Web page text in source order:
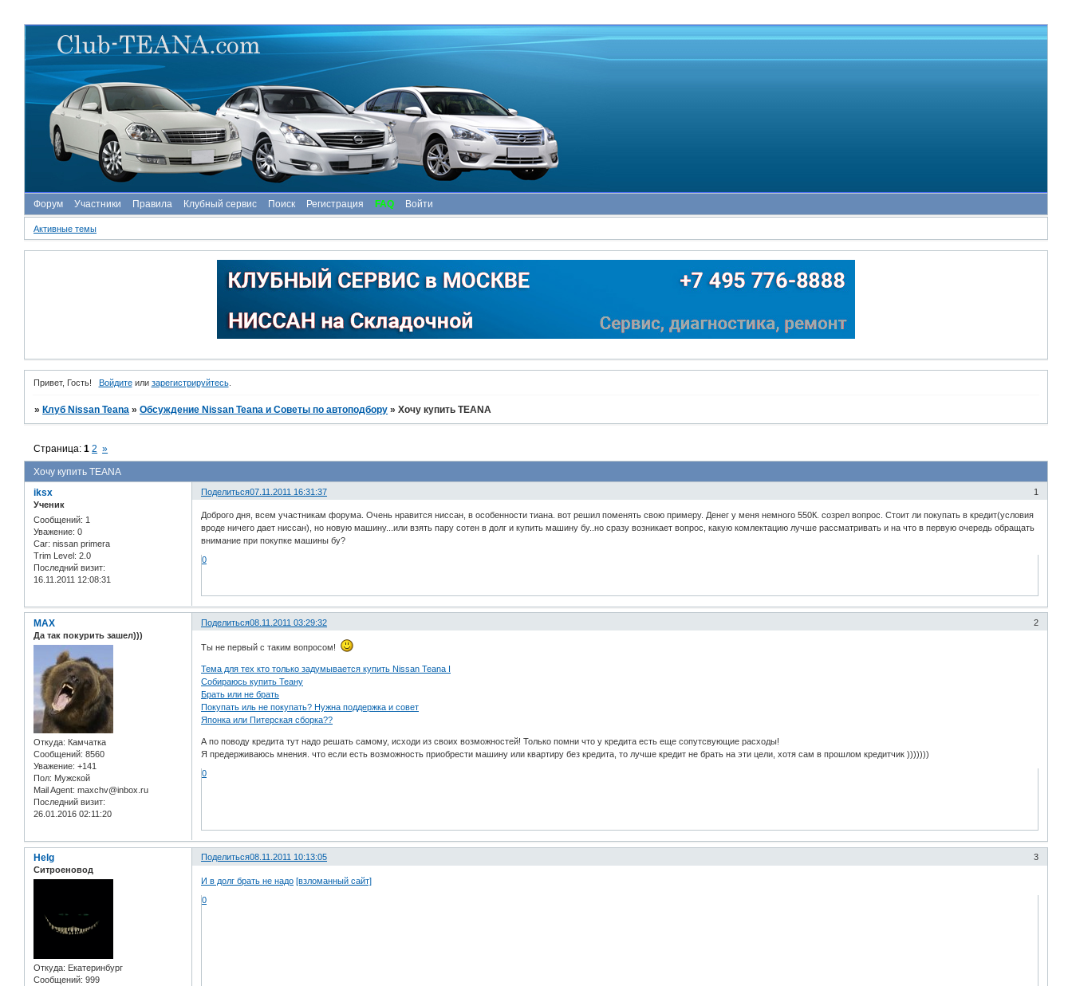
Форум Участники Правила Клубный сервис Поиск Регистрация FAQ Войти
Активные темы
Привет, Гость! Войдитеили зарегистрируйтесь.
» Клуб Nissan Teana »Обсуждение Nissan Teana и Советы по автоподбору »Хочу купить TEANA
Хочу купить TEANA
Страница:1 2 »
Поделиться 1
07.11.2011 16:31:37
iksx
Ученик
Сообщений: 1
Уважение: 0
Car: nissan primera
Trim Level: 2.0
Последний визит:
16.11.2011 12:08:31
Доброго дня, всем участникам форума. Очень нравится ниссан, в особенности тиана. вот решил поменять свою примеру. Денег у меня немного 550К. созрел вопрос. Стоит ли покупать в кредит(условия
вроде ничего дает ниссан), но новую машину...или взять пару сотен в долг и купить машину бу..но сразу возникает вопрос, какую комлектацию лучше рассматривать и на что в первую очередь обращать
внимание при покупке машины бу?
0
Поделиться 2
08.11.2011 03:29:32
MAX
Да так покурить зашел)))
Откуда: Камчатка
Сообщений: 8560
Уважение: +141
Пол: Мужской
Mail Agent: maxchv@inbox.ru
Последний визит:
26.01.2016 02:11:20
Ты не первый с таким вопросом!
Тема для тех кто только задумывается купить Nissan Teana I
Собираюсь купить Теану
Брать или не брать
Покупать иль не покупать? Нужна поддержка и совет
Японка или Питерская сборка??
А по поводу кредита тут надо решать самому, исходи из своих возможностей! Только помни что у кредита есть еще сопутсвующие расходы!
Я предерживаюсь мнения. что если есть возможность приобрести машину или квартиру без кредита, то лучше кредит не брать на эти цели, хотя сам в прошлом кредитчик )))))))
0
Поделиться 3
08.11.2011 10:13:05
Helg
Ситроеновод
Откуда: Екатеринбург
Сообщений: 999
И в долг брать не надо [взломанный сайт]
0